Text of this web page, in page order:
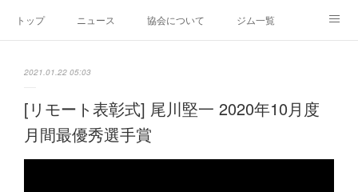
トップ ニュース 協会について ジム一覧
2021.01.22 05:03
[リモート表彰式] 尾川堅一 2020年10月度
月間最優秀選手賞